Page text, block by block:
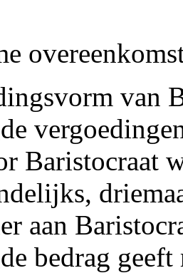
van
Baristocraat
aan
bedrag